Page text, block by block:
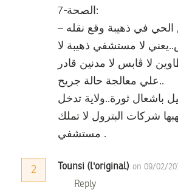
7-الصحة:
– مصاب بالرصاص الحي في ذهيبة وقع نقله
لا مستشفي ذهيبة لا
لا ڨابس لا مدنين قادر
علي معالجة حالة جريح..
باشعال ثورة..ولاية تدخل
شركات البترول لا تملك
مستشفي .
2 Tounsi (l'original) on 09/02/
Reply